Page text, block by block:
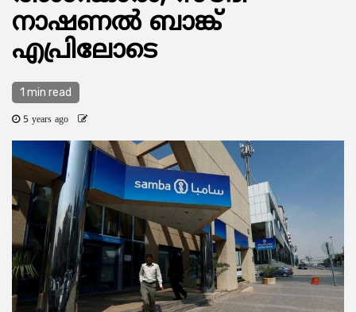
നാഷണല്‍ ബാങ്ക്
എപ്രിലോടെ
1 min read
5 years ago